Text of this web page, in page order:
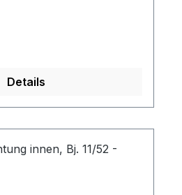
Details